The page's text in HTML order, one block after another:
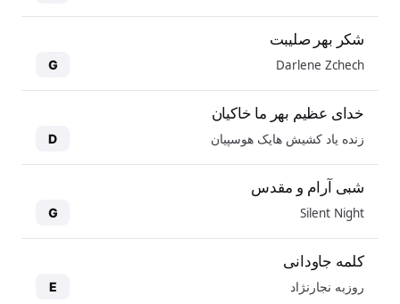
شکر بهر صلیبت
Darlene Zchech
G
خدای عظیم بهر ما خاکیان
زنده یاد کشیش هایک هوسپیان D
شبی آرام و مقدس
Silent Night
G
کلمه جاودانی
روزبه نجارنژاد E